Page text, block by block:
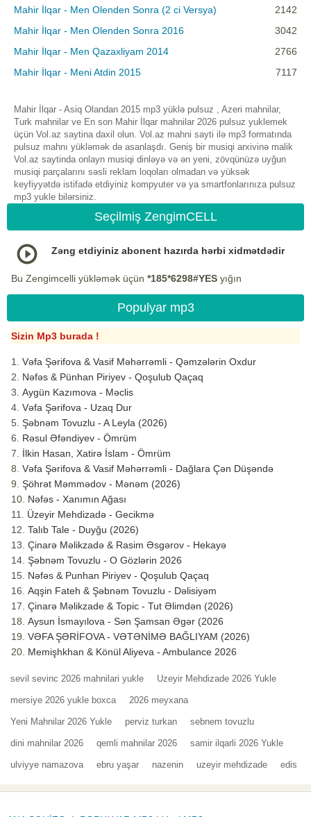
Mahir İlqar - Men Olenden Sonra (2 ci Versya)
2142
Mahir İlqar - Men Olenden Sonra 2016
3042
Mahir İlqar - Men Qazaxliyam 2014
2766
Mahir İlqar - Meni Atdin 2015
7117
Mahir İlqar - Asiq Olandan 2015 mp3 yüklə pulsuz , Azeri mahnilar,
Turk mahnilar ve En son Mahir İlqar mahnilar 2026 pulsuz yuklemek
üçün Vol.az saytina daxil olun. Vol.az mahni sayti ilə mp3 formatında
pulsuz mahnı yükləmək də asanlaşdı. Geniş bir musiqi arxivinə malik
Vol.az saytinda onlayn musiqi dinləyə və ən yeni, zövqünüzə uyğun
musiqi parçalarını səsli reklam loqoları olmadan və yüksək
keyfiyyətdə istifadə etdiyiniz kompyuter və ya smartfonlarınıza pulsuz
mp3 yukle bilərsiniz.
Seçilmiş ZengimCELL
Zəng etdiyiniz abonent hazırda hərbi xidmətdədir
Bu Zengimcelli yükləmək üçün *185*6298#YES yığın
Populyar mp3
Sizin Mp3 burada !
Vəfa Şərifova & Vasif Məhərrəmli - Qəmzələrin Oxdur
Nəfəs & Pünhan Piriyev - Qoşulub Qaçaq
Aygün Kazımova - Məclis
Vəfa Şərifova - Uzaq Dur
Şəbnəm Tovuzlu - A Leyla (2026)
Rəsul Əfəndiyev - Ömrüm
İlkin Hasan, Xatirə İslam - Ömrüm
Vəfa Şərifova & Vasif Məhərrəmli - Dağlara Çən Düşəndə
Şöhrət Məmmədov - Mənəm (2026)
Nəfəs - Xanımın Ağası
Üzeyir Mehdizadə - Gecikmə
Talıb Tale - Duyğu (2026)
Çinarə Məlikzadə & Rasim Əsgərov - Hekayə
Şəbnəm Tovuzlu - O Gözlərin 2026
Nəfəs & Punhan Piriyev - Qoşulub Qaçaq
Aqşin Fateh & Şəbnəm Tovuzlu - Dəlisiyəm
Çinarə Məlikzade & Topic - Tut Əlimdən (2026)
Aysun İsmayılova - Sən Şamsan Əgər (2026
VƏFA ŞƏRİFOVA - VƏTƏNİMƏ BAĞLIYAM (2026)
Memişhkhan & Könül Aliyeva - Ambulance 2026
sevil sevinc 2026 mahnilari yukle Uzeyir Mehdizade 2026 Yukle
mersiye 2026 yukle boxca 2026 meyxana
Yeni Mahnilar 2026 Yukle perviz turkan sebnem tovuzlu
dini mahnilar 2026 qemli mahnilar 2026 samir ilqarli 2026 Yukle
ulviyye namazova ebru yaşar nazenin uzeyir mehdizade edis